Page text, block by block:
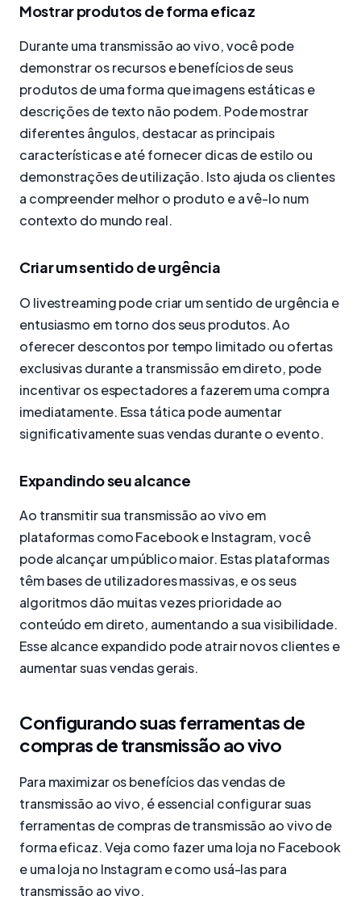
Mostrar produtos de forma eficaz
Durante uma transmissão ao vivo, você pode
demonstrar os recursos e benefícios de seus
produtos de uma forma que imagens estáticas e
descrições de texto não podem. Pode mostrar
diferentes ângulos, destacar as principais
características e até fornecer dicas de estilo ou
demonstrações de utilização. Isto ajuda os clientes
a compreender melhor o produto e a vê-lo num
contexto do mundo real.
Criar um sentido de urgência
O livestreaming pode criar um sentido de urgência e
entusiasmo em torno dos seus produtos. Ao
oferecer descontos por tempo limitado ou ofertas
exclusivas durante a transmissão em direto, pode
incentivar os espectadores a fazerem uma compra
imediatamente. Essa tática pode aumentar
significativamente suas vendas durante o evento.
Expandindo seu alcance
Ao transmitir sua transmissão ao vivo em
plataformas como Facebook e Instagram, você
pode alcançar um público maior. Estas plataformas
têm bases de utilizadores massivas, e os seus
algoritmos dão muitas vezes prioridade ao
conteúdo em direto, aumentando a sua visibilidade.
Esse alcance expandido pode atrair novos clientes e
aumentar suas vendas gerais.
Configurando suas ferramentas de
compras de transmissão ao vivo
Para maximizar os benefícios das vendas de
transmissão ao vivo, é essencial configurar suas
ferramentas de compras de transmissão ao vivo de
forma eficaz. Veja como fazer uma loja no Facebook
e uma loja no Instagram e como usá-las para
transmissão ao vivo.